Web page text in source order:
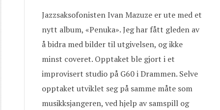
Jazzsaksofonisten Ivan Mazuze er ute med et
nytt album, «Penuka». Jeg har fått gleden av
å bidra med bilder til utgivelsen, og ikke
minst coveret. Opptaket ble gjort i et
improvisert studio på G60 i Drammen. Selve
opptaket utviklet seg på samme måte som
musikksjangeren, ved hjelp av samspill og